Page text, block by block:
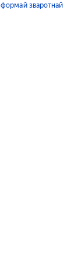
формай зваротнай